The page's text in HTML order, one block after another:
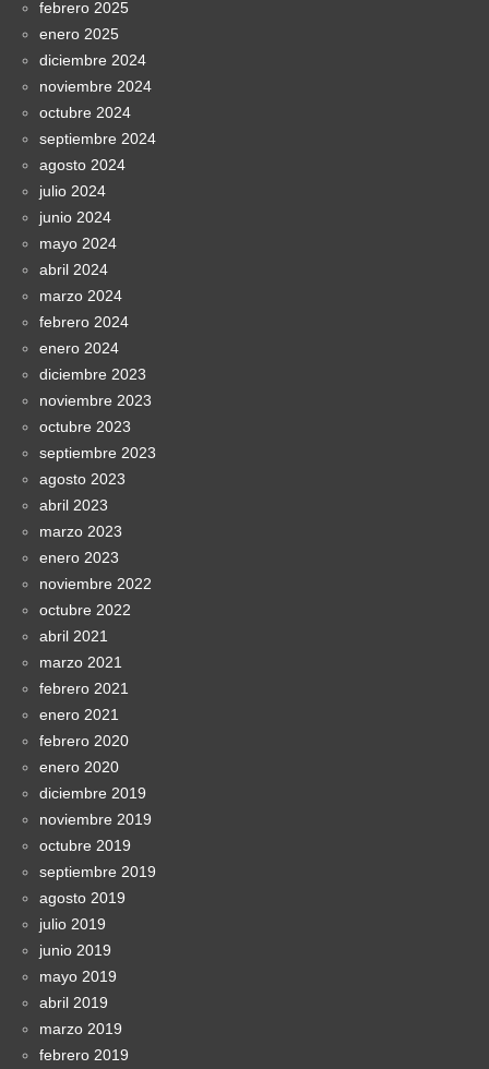
febrero 2025
enero 2025
diciembre 2024
noviembre 2024
octubre 2024
septiembre 2024
agosto 2024
julio 2024
junio 2024
mayo 2024
abril 2024
marzo 2024
febrero 2024
enero 2024
diciembre 2023
noviembre 2023
octubre 2023
septiembre 2023
agosto 2023
abril 2023
marzo 2023
enero 2023
noviembre 2022
octubre 2022
abril 2021
marzo 2021
febrero 2021
enero 2021
febrero 2020
enero 2020
diciembre 2019
noviembre 2019
octubre 2019
septiembre 2019
agosto 2019
julio 2019
junio 2019
mayo 2019
abril 2019
marzo 2019
febrero 2019